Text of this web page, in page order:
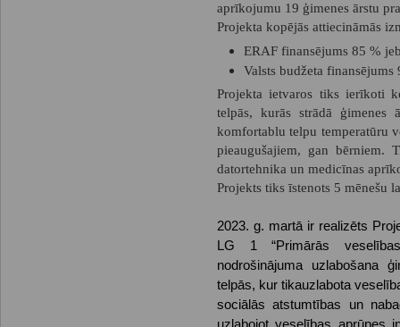
aprīkojumu 19 ģimenes ārstu
Projekta kopējās attiecināmās
ERAF finansējums 85 %
Valsts budžeta
Projekta ietvaros tiks ierīkoti
telpās, kurās strādā ģimenes
komfortablu telpu temperatūru
pieaugušajiem, gan bērniem.
datortehnika un medicīnas
Projekts tiks īstenots 5 mēnešu
2023. g. martā ir realizēts
LG 1 “Primārās
nodrošinājuma uzlabošana
telpās, kur tikauzlabota
sociālās atstumtības un
uzlabojot veselības aprūpes